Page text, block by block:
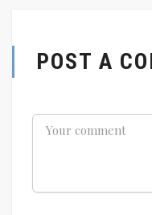
POST A